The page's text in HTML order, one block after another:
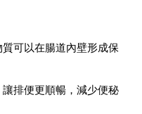
質可以在腸道內壁形成保
排便更順暢，減少便秘